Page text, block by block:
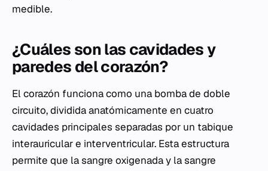
medible.
¿Cuáles son las cavidades y
paredes del corazón?
El corazón funciona como una bomba de doble
circuito, dividida anatómicamente en cuatro
cavidades principales separadas por un tabique
interauricular e interventricular. Esta estructura
permite que la sangre oxigenada y la sangre